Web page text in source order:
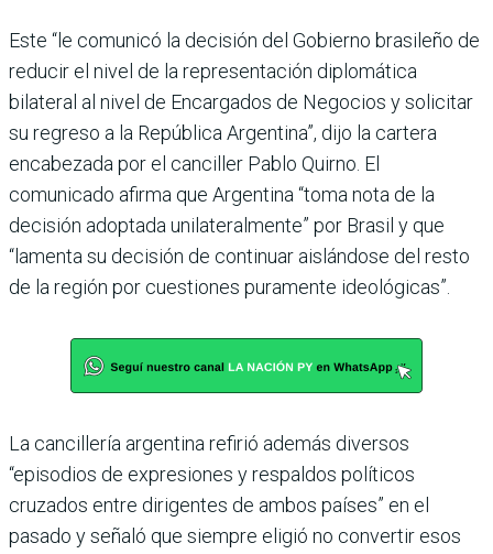
Este “le comunicó la decisión del Gobierno brasileño de
reducir el nivel de la representación diplomática
bilateral al nivel de Encargados de Negocios y solicitar
su regreso a la República Argentina”, dijo la cartera
encabezada por el canciller Pablo Quirno. El
comunicado afirma que Argentina “toma nota de la
decisión adoptada unilateralmente” por Brasil y que
“lamenta su decisión de continuar aislándose del resto
de la región por cuestiones puramente ideológicas”.
La cancillería argentina refirió además diversos
“episodios de expresiones y respaldos políticos
cruzados entre dirigentes de ambos países” en el
pasado y señaló que siempre eligió no convertir esos